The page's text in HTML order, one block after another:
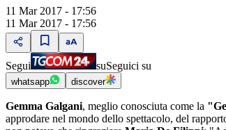
11 Mar 2017 - 17:56
11 Mar 2017 - 17:56
Segui suSeguici su
whatsapp discover
Gemma Galgani, meglio conosciuta come la
approdare nel mondo dello spettacolo, del